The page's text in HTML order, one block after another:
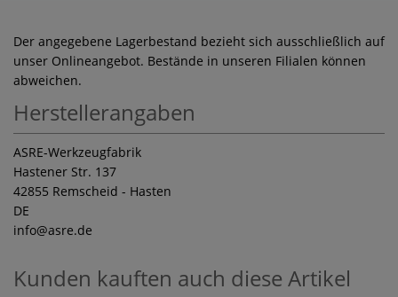
Der angegebene Lagerbestand bezieht sich ausschließlich auf
unser Onlineangebot. Bestände in unseren Filialen können
abweichen.
Herstellerangaben
ASRE-Werkzeugfabrik
Hastener Str. 137
42855 Remscheid - Hasten
DE
info@asre.de
Kunden kauften auch diese Artikel